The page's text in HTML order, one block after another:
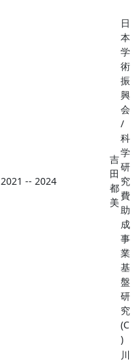
2021 -- 2024
吉
田
都
美
日
本
学
術
振
興
会
/
科
学
研
究
費
助
成
事
業
基
盤
研
究
(C
)
川